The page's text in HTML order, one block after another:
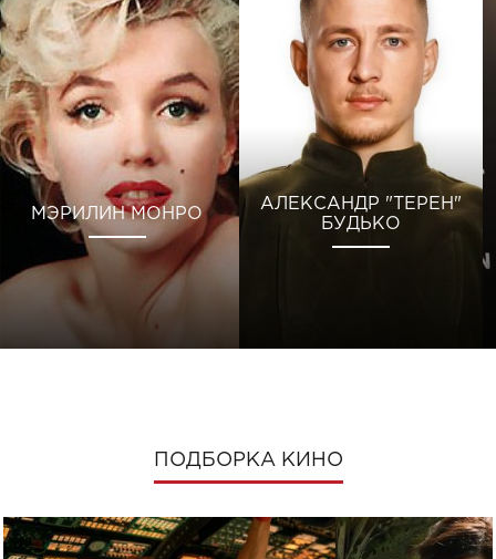
МЭРИЛИН МОНРО
АЛЕКСАНДР "ТЕРЕН"
БУДЬКО
ПОДБОРКА КИНО